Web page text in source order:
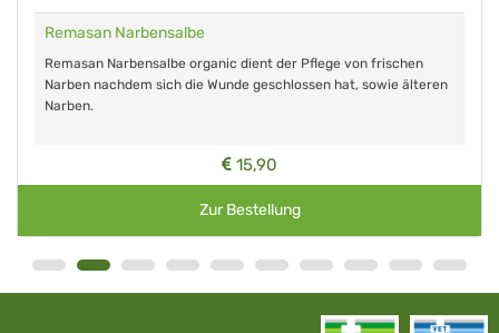
Remasan Narbensalbe
Remasan Narbensalbe organic dient der Pflege von frischen
Narben nachdem sich die Wunde geschlossen hat, sowie älteren
Narben.
15,90
Zur Bestellung